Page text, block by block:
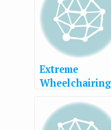
Extreme
Wheelchairing